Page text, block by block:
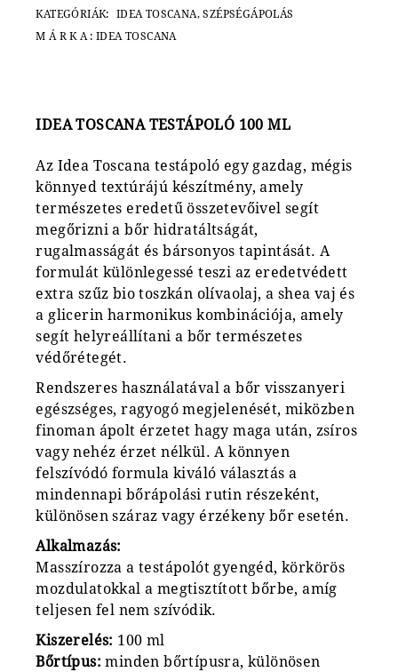
KATEGÓRIÁK:
IDEA TOSCANA,SZÉPSÉGÁPOLÁS
MÁRKA: IDEA TOSCANA
IDEA TOSCANA TESTÁPOLÓ 100 ML
Az Idea Toscana testápoló egy gazdag, mégis
könnyed textúrájú készítmény, amely
természetes eredetű összetevőivel segít
megőrizni a bőr hidratáltságát,
rugalmasságát és bársonyos tapintását. A
formulát különlegessé teszi az eredetvédett
extra szűz bio toszkán olívaolaj, a shea vaj és
a glicerin harmonikus kombinációja, amely
segít helyreállítani a bőr természetes
védőrétegét.
Rendszeres használatával a bőr visszanyeri
egészséges, ragyogó megjelenését, miközben
finoman ápolt érzetet hagy maga után, zsíros
vagy nehéz érzet nélkül. A könnyen
felszívódó formula kiváló választás a
mindennapi bőrápolási rutin részeként,
különösen száraz vagy érzékeny bőr esetén.
Alkalmazás:
Masszírozza a testápolót gyengéd, körkörös
mozdulatokkal a megtisztított bőrbe, amíg
teljesen fel nem szívódik.
Kiszerelés: 100 ml
Bőrtípus: minden bőrtípusra, különösen